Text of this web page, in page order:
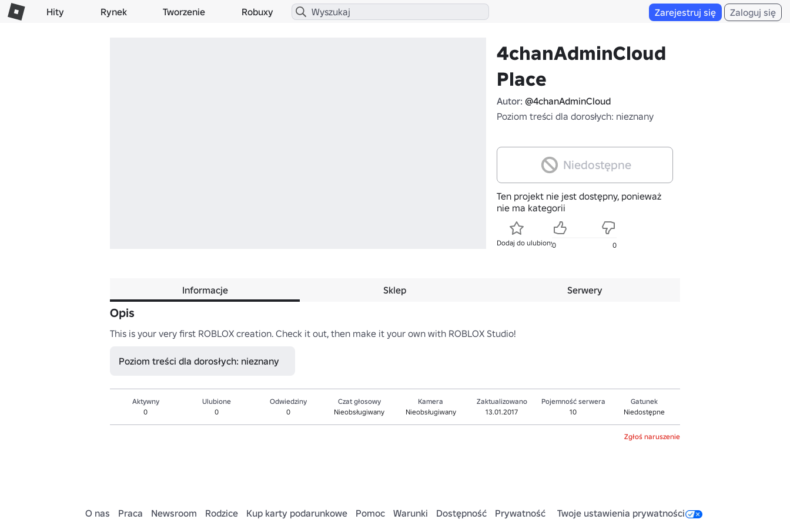
Hity Rynek Tworzenie Robuxy Zarejestruj się Zaloguj się
4chanAdminCloud's
Place
Autor: @4chanAdminCloud
Poziom treści dla dorosłych: nieznany
Niedostępne
Ten projekt nie jest dostępny, ponieważ
nie ma kategorii
Dodaj do ulubionych
0 0
Informacje Sklep Serwery
Opis
This is your very first ROBLOX creation. Check it out, then make it your own with ROBLOX Studio!
Poziom treści dla dorosłych: nieznany
Aktywny
0
Ulubione
0
Odwiedziny
0
Czat głosowy
Nieobsługiwany
Kamera
Nieobsługiwany
Zaktualizowano
13.01.2017
Pojemność serwera
10
Gatunek
Niedostępne
Zgłoś naruszenie
O nas Praca Newsroom Rodzice Kup karty podarunkowe Pomoc Warunki Dostępność Prywatność Twoje ustawienia prywatności